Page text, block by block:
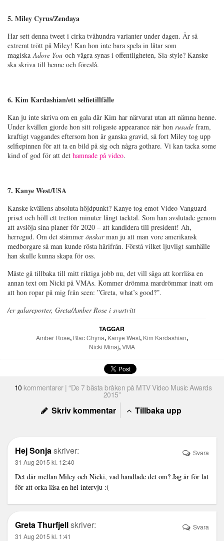
5. Miley Cyrus/Zendaya
Har sett denna tweet i cirka tvåhundra varianter under dagen. Är så
extremt trött på Miley! Kan hon inte bara spela in låtar som
magiskaAdore You och vägra synas i offentligheten, Sia-style? Kanske
ska skriva till henne och föreslå.
6. Kim Kardashian/ett selfietillfälle
Kan ju inte skriva om en gala där Kim har närvarat utan att nämna henne.
Under kvällen gjorde hon sitt roligaste appearance när hon rusade fram,
kraftigt vaggandes eftersom hon är ganska gravid, så fort Miley tog upp
selfiepinnen för att ta en bild på sig och några gothare. Vi kan tacka some
kind of god för att det hamnade på video.
7. Kanye West/USA
Kanske kvällens absoluta höjdpunkt? Kanye tog emot Video Vanguard-
priset och höll ett tretton minuter långt tacktal. Som han avslutade genom
att avslöja sina planer för 2020 – att kandidera till president! Ah,
herregud. Om det stämmer önskarman ju att man vore amerikansk
medborgare så man kunde rösta härifrån. Förstå vilket ljuvligt samhälle
han skulle kunna skapa för oss.
Måste gå tillbaka till mitt riktiga jobb nu, det vill säga att korrläsa en
annan text om Nicki på VMAs. Kommer drömma mardrömmar inatt om
att hon ropar på mig från scen: ”Greta, what’s good?”.
/er galareporter, Greta/Amber Rose i svartvitt
TAGGAR
Amber Rose, Blac Chyna, Kanye West, Kim Kardashian,
Nicki Minaj,VMA
10 kommentarer | “De 7 bästa bråken på MTV Video Music Awards
2015”
Skriv kommentar Tillbaka upp
Hej Sonjaskriver:
31 Aug 2015 kl. 12:40
Det där mellan Miley och Nicki, vad handlade det om? Jag är för lat
för att orka läsa en hel intervju :(
Svara
Greta Thurfjellskriver:
31 Aug 2015 kl. 1:41
Svara